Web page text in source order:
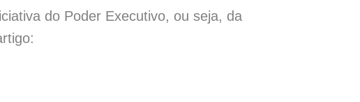
do Poder Executivo, ou seja, da